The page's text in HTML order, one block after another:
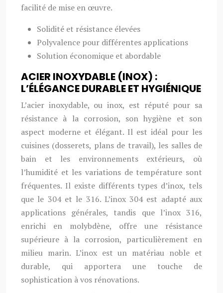
facilité de mise en œuvre.
Solidité et résistance élevées
Polyvalence pour différentes applications
Solution économique et abordable
ACIER INOXYDABLE (INOX) :
L’ÉLÉGANCE DURABLE ET HYGIÉNIQUE
L’acier inoxydable, ou inox, est réputé pour sa
résistance à la corrosion, son hygiène et son
aspect moderne et élégant. Il est idéal pour les
cuisines (dosserets, plans de travail), les salles de
bain et les environnements extérieurs, où
l’humidité et les variations de température sont
fréquentes. Il existe différents types d’inox, tels
que le 304 et le 316. L’inox 304 est adapté aux
applications générales, tandis que l’inox 316,
enrichi en molybdène, offre une résistance
supérieure à la corrosion, particulièrement en
milieu marin. L’inox est un matériau noble et
durable, qui apportera une touche de
sophistication à vos rénovations.